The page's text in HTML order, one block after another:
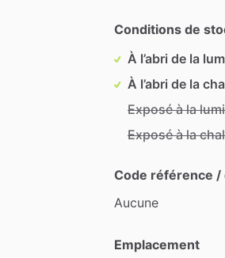
Conditions de
À l’abri de la
À l’abri de la
Exposé à la
Exposé à la
Code référence /
Aucune
Emplacement